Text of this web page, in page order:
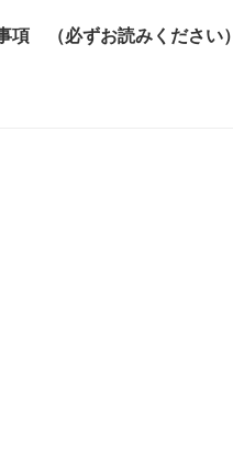
項 （必ずお読みください）